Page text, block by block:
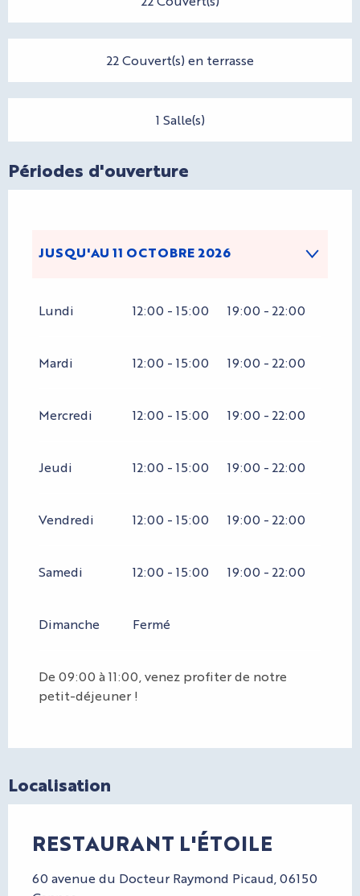
22 Couvert(s) en terrasse
1 Salle(s)
Périodes d'ouverture
DU1 JANVIER 2026 AU31 MAI 2026
JUSQU'AU 11 OCTOBRE 2026
DU12 OCTOBRE 2026AU31 MAI 2027
Lundi 12:00 - 15:00 19:00 - 22:00
Mardi 12:00 - 15:00 19:00 - 22:00
Mercredi 12:00 - 15:00 19:00 - 22:00
Jeudi 12:00 - 15:00 19:00 - 22:00
Vendredi 12:00 - 15:00 19:00 - 22:00
Samedi 12:00 - 15:00 19:00 - 22:00
Dimanche Fermé
De 09:00 à 11:00, venez profiter de notre
petit-déjeuner !
Localisation
RESTAURANT L'ÉTOILE
60 avenue du Docteur Raymond Picaud, 06150